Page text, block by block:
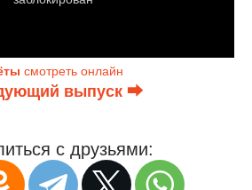
смотреть онлайн
выпуск ⮕
с друзьями: